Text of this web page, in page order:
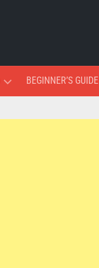
BEGINNER’S GUIDE